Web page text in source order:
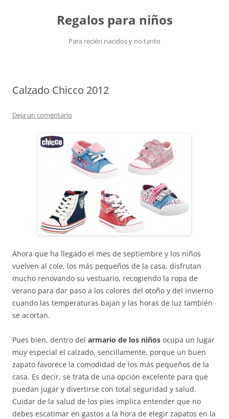
Regalos para niños
Para recién nacidos y no tanto
Calzado Chicco 2012
Deja un comentario
Ahora que ha llegado el mes de septiembre y los niños
vuelven al cole, los más pequeños de la casa, disfrutan
mucho renovando su vestuario, recogiendo la ropa de
verano para dar paso a los colores del otoño y del invierno
cuando las temperaturas bajan y las horas de luz también
se acortan.
Pues bien, dentro del armario de los niños ocupa un lugar
muy especial el calzado, sencillamente, porque un buen
zapato favorece la comodidad de los más pequeños de la
casa. Es decir, se trata de una opción excelente para que
puedan jugar y divertirse con total seguridad y salud.
Cuidar de la salud de los pies implica entender que no
debes escatimar en gastos a la hora de elegir zapatos en la